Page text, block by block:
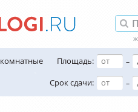
комнатные
Площадь:
–
Срок сдачи:
–